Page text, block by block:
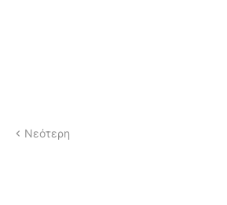
Νεότερη